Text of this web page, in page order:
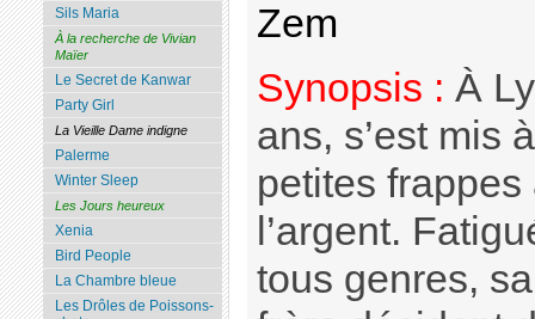
Zem
Synopsis : À
ans, s’est mis
petites
l’argent.
tous genres,
Sils Maria
À la recherche de Vivian
Maïer
Le Secret de Kanwar
Party Girl
La Vieille Dame indigne
Palerme
Winter Sleep
Les Jours heureux
Xenia
Bird People
La Chambre bleue
Les Drôles de Poissons-